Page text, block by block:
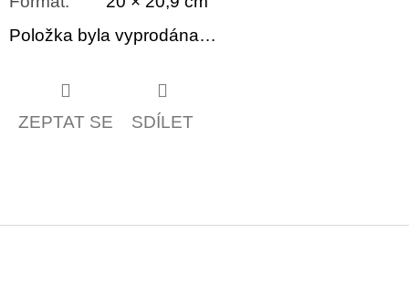
Položka byla vyprodána…
ZEPTAT SE SDÍLET